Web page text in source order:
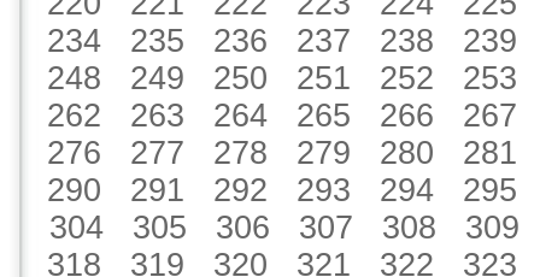
234
235 236 237 238
239
248
249 250 251 252
253
262
263 264 265 266
267
276
277 278 279 280
281
290
291 292 293 294
295
304
305 306 307 308
309
318
319 320 321 322
323